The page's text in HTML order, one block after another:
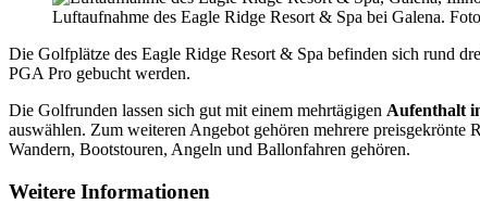
Luftaufnahme des Eagle Ridge Resort & Spa bei Galena.
Die Golfplätze des Eagle Ridge Resort & Spa befinden sich rund
PGA Pro gebucht werden.
Die Golfrunden lassen sich gut mit einem mehrtägigen Aufenthalt
auswählen. Zum weiteren Angebot gehören mehrere preisgekrönte
Wandern, Bootstouren, Angeln und Ballonfahren gehören.
Weitere Informationen